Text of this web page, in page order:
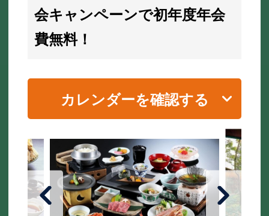
会キャンペーンで初年度年会
費無料！
カレンダーを確認する